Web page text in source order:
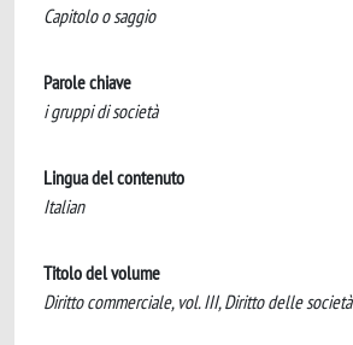
Capitolo o saggio
Parole chiave
i gruppi di società
Lingua del contenuto
Italian
Titolo del volume
Diritto commerciale, vol. III, Diritto delle società